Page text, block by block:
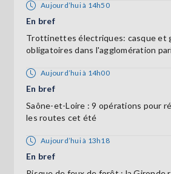
Aujourd’hui à 14h50
En bref
Trottinettes électriques: casque et
obligatoires dans l'agglomération
Aujourd’hui à 14h00
En bref
Saône-et-Loire : 9 opérations pour
les routes cet été
Aujourd’hui à 13h18
En bref